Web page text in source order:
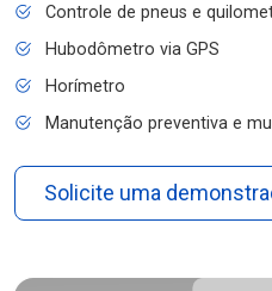
Controle de pneus e
Hubodômetro via GPS
Horímetro
Manutenção preventiva e
Solicite uma